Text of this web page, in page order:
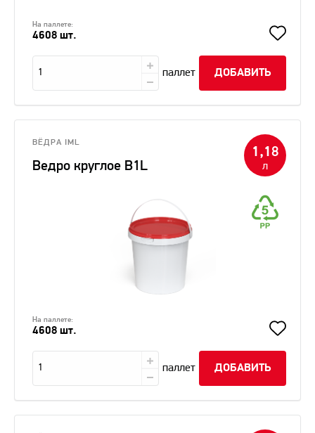
На паллете:
4608 шт.
паллет ДОБАВИТЬ
1,18
л
ВЁДРА IML
Ведро круглое В1L
На паллете:
4608 шт.
паллет ДОБАВИТЬ